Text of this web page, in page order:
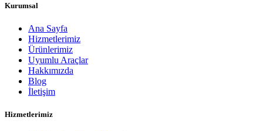
Kurumsal
Ana Sayfa
Hizmetlerimiz
Ürünlerimiz
Uyumlu Araçlar
Hakkımızda
Blog
İletişim
Hizmetlerimiz